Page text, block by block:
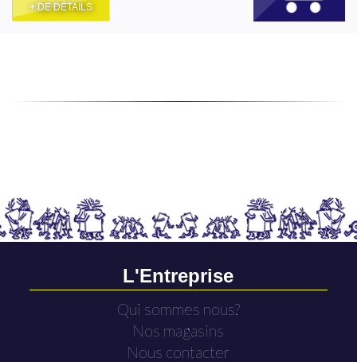
+ DE DÉTAILS
L'Entreprise
Qui sommes nous?
Nos magasins
Nous contacter